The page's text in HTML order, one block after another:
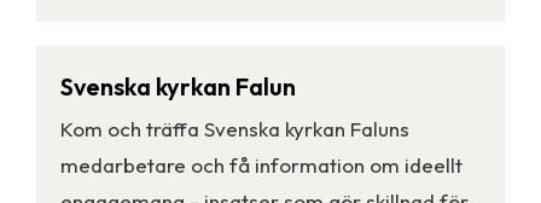
Svenska kyrkan Falun
Kom och träffa Svenska kyrkan Faluns
medarbetare och få information om ideellt